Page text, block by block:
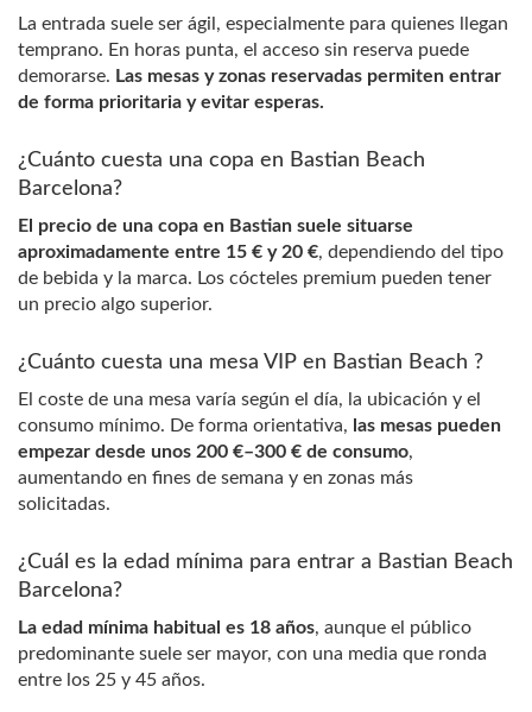
La entrada suele ser ágil, especialmente para quienes llegan
temprano. En horas punta, el acceso sin reserva puede
demorarse. Las mesas y zonas reservadas permiten entrar
de forma prioritaria y evitar esperas.
¿Cuánto cuesta una copa en Bastian Beach
Barcelona?
El precio de una copa en Bastian suele situarse
aproximadamente entre 15 € y 20 €, dependiendo del tipo
de bebida y la marca. Los cócteles premium pueden tener
un precio algo superior.
¿Cuánto cuesta una mesa VIP en Bastian Beach ?
El coste de una mesa varía según el día, la ubicación y el
consumo mínimo. De forma orientativa, las mesas pueden
empezar desde unos 200 €–300 € de consumo,
aumentando en fines de semana y en zonas más
solicitadas.
¿Cuál es la edad mínima para entrar a Bastian Beach
Barcelona?
La edad mínima habitual es 18 años, aunque el público
predominante suele ser mayor, con una media que ronda
entre los 25 y 45 años.